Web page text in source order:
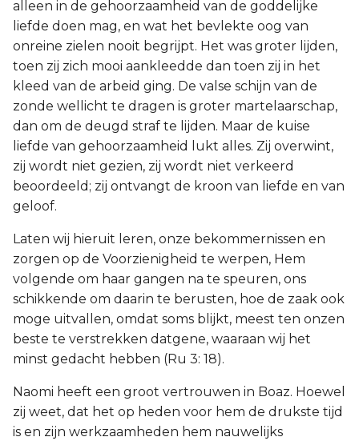
alleen in de gehoorzaamheid van de goddelijke
liefde doen mag, en wat het bevlekte oog van
onreine zielen nooit begrijpt. Het was groter lijden,
toen zij zich mooi aankleedde dan toen zij in het
kleed van de arbeid ging. De valse schijn van de
zonde wellicht te dragen is groter martelaarschap,
dan om de deugd straf te lijden. Maar de kuise
liefde van gehoorzaamheid lukt alles. Zij overwint,
zij wordt niet gezien, zij wordt niet verkeerd
beoordeeld; zij ontvangt de kroon van liefde en van
geloof.
Laten wij hieruit leren, onze bekommernissen en
zorgen op de Voorzienigheid te werpen, Hem
volgende om haar gangen na te speuren, ons
schikkende om daarin te berusten, hoe de zaak ook
moge uitvallen, omdat soms blijkt, meest ten onzen
beste te verstrekken datgene, waaraan wij het
minst gedacht hebben (Ru 3: 18).
Naomi heeft een groot vertrouwen in Boaz. Hoewel
zij weet, dat het op heden voor hem de drukste tijd
is en zijn werkzaamheden hem nauwelijks